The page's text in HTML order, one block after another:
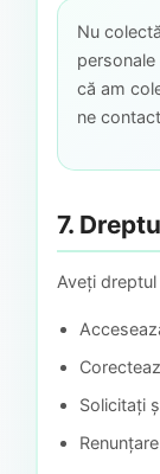
Nu
că am
ne
7.
Aveți dreptul
Solicitați